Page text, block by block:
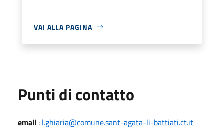
VAI ALLA PAGINA
Punti di contatto
email : l.ghiaria@comune.sant-agata-li-battiati.ct.it